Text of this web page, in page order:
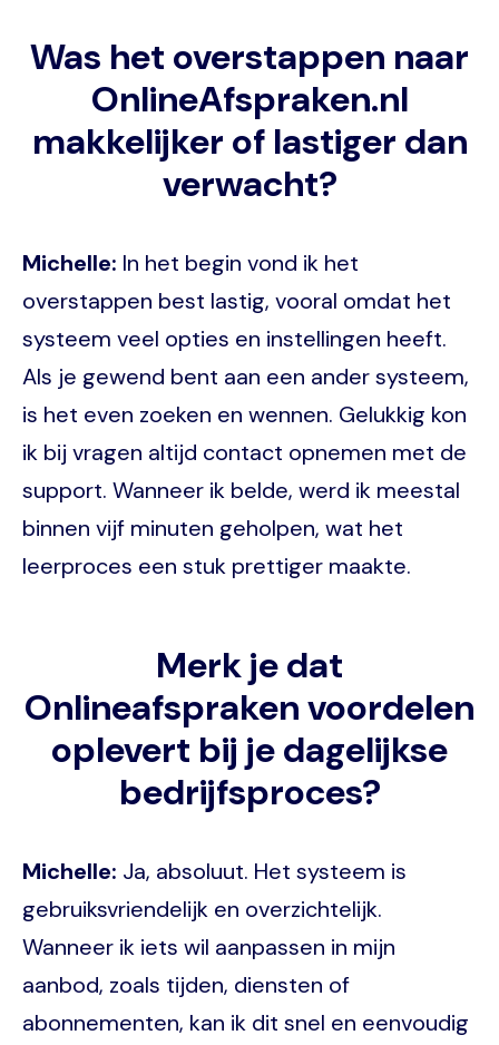
Was het overstappen naar
OnlineAfspraken.nl
makkelijker of lastiger dan
verwacht?
Michelle: In het begin vond ik het
overstappen best lastig, vooral omdat het
systeem veel opties en instellingen heeft.
Als je gewend bent aan een ander systeem,
is het even zoeken en wennen. Gelukkig kon
ik bij vragen altijd contact opnemen met de
support. Wanneer ik belde, werd ik meestal
binnen vijf minuten geholpen, wat het
leerproces een stuk prettiger maakte.
Merk je dat
Onlineafspraken voordelen
oplevert bij je dagelijkse
bedrijfsproces?
Michelle: Ja, absoluut. Het systeem is
gebruiksvriendelijk en overzichtelijk.
Wanneer ik iets wil aanpassen in mijn
aanbod, zoals tijden, diensten of
abonnementen, kan ik dit snel en eenvoudig